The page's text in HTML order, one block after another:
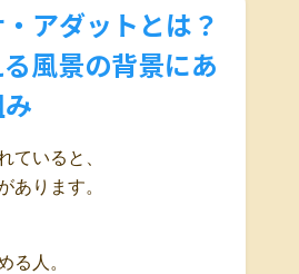
アダットとは？
風景の背景にあ
ていると、
あります。
る人。